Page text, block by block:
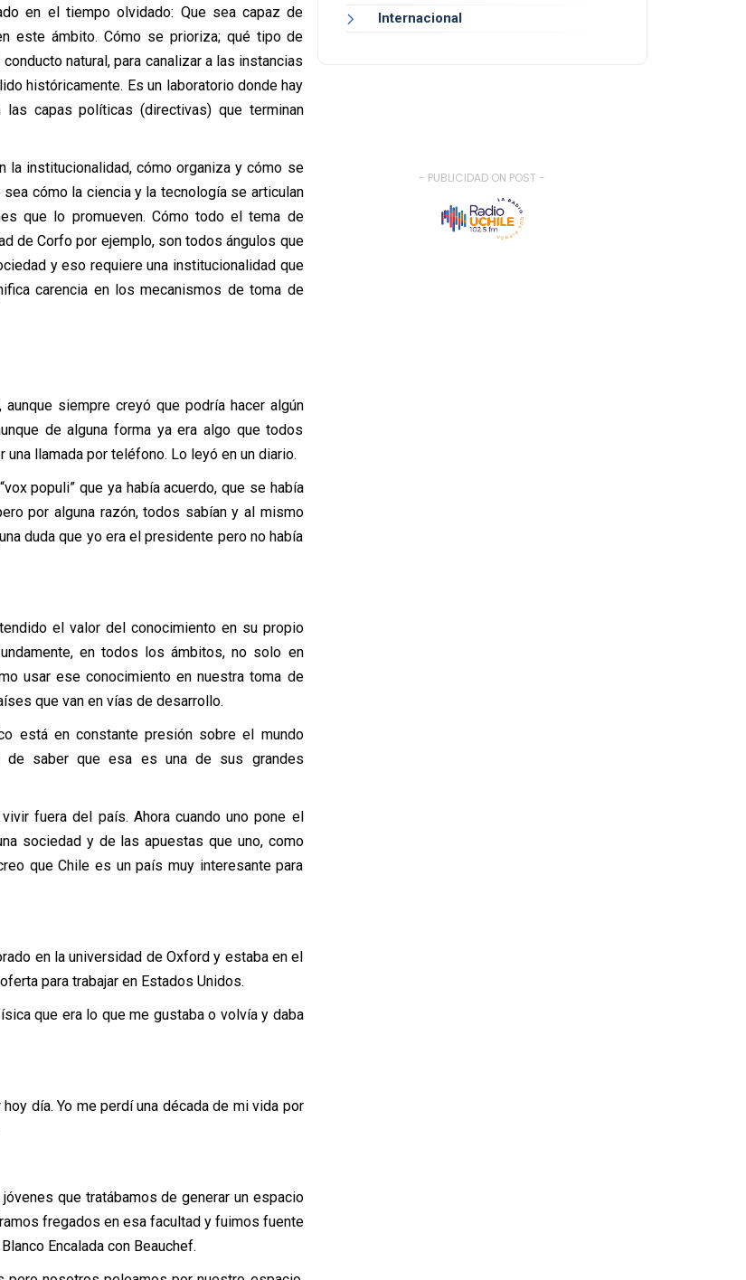
en el tiempo olvidado: Que sea capaz de
este ámbito. Cómo se prioriza; qué tipo de
natural, para canalizar a las instancias
históricamente. Es un laboratorio donde hay
capas políticas (directivas) que terminan
la institucionalidad, cómo organiza y cómo se
cómo la ciencia y la tecnología se articulan
que lo promueven. Cómo todo el tema de
de Corfo por ejemplo, son todos ángulos que
y eso requiere una institucionalidad que
carencia en los mecanismos de toma de
siempre creyó que podría hacer algún
de alguna forma ya era algo que todos
llamada por teléfono. Lo leyó en un diario.
populi” que ya había acuerdo, que se había
por alguna razón, todos sabían y al mismo
duda que yo era el presidente pero no había
el valor del conocimiento en su propio
en todos los ámbitos, no solo en
usar ese conocimiento en nuestra toma de
que van en vías de desarrollo.
está en constante presión sobre el mundo
saber que esa es una de sus grandes
fuera del país. Ahora cuando uno pone el
sociedad y de las apuestas que uno, como
que Chile es un país muy interesante para
en la universidad de Oxford y estaba en el
para trabajar en Estados Unidos.
que era lo que me gustaba o volvía y daba
día. Yo me perdí una década de mi vida por
que tratábamos de generar un espacio
fregados en esa facultad y fuimos fuente
Encalada con Beauchef.
Internacional
- PUBLICIDAD ON POST -